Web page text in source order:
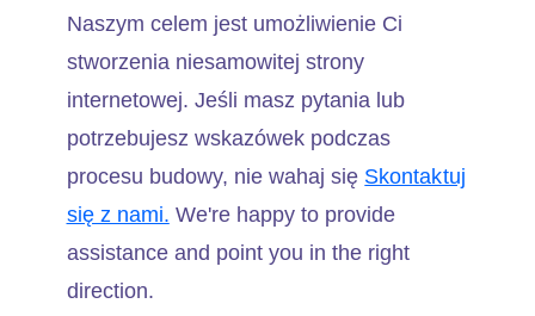
Naszym celem jest umożliwienie Ci
stworzenia niesamowitej strony
internetowej. Jeśli masz pytania lub
potrzebujesz wskazówek podczas
procesu budowy, nie wahaj się Skontaktuj
się z nami. We're happy to provide
assistance and point you in the right
direction.